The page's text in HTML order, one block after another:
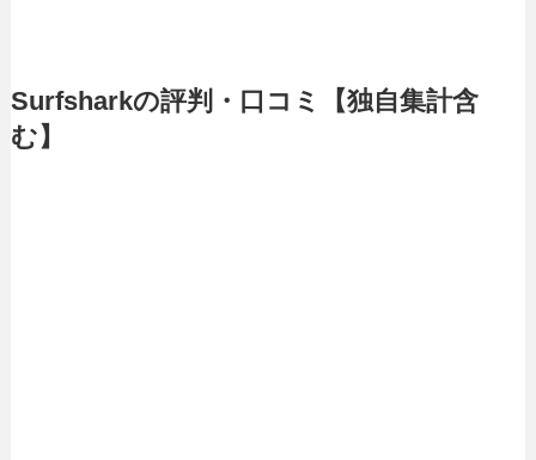
Surfsharkの評判・口コミ【独自集計含
む】